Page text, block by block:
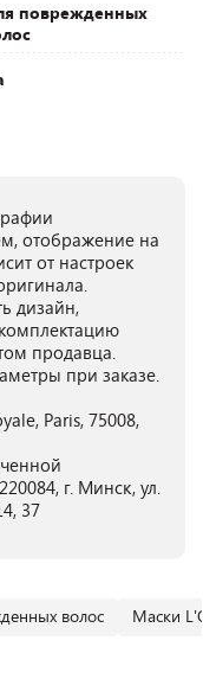
поврежденных
отображение на
от настроек
дизайн,
продавца.
при заказе.
Paris, 75008,
г. Минск, ул.
37
волос Маски